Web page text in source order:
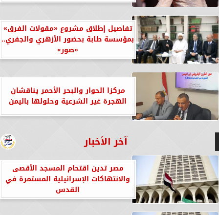
تفاصيل إطلاق مشروع «مقولات الفرق»
بمؤسسة طابة بحضور الأزهري والجفري..
«صور»
مركزا الحوار والبحر الأحمر يناقشان
الهجرة غير الشرعية وحلولها باليمن
آخر الأخبار
مصر تدين اقتحام المسجد الأقصى
والانتهاكات الإسرائيلية المستمرة في
القدس